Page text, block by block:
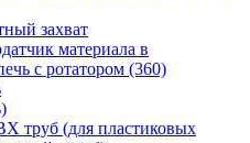
захват
материала в
с ротатором (360)
труб (для пластиковых